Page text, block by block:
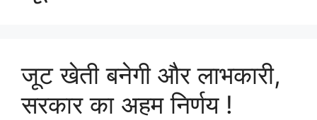
जूट खेती बनेगी और लाभकारी,
सरकार का अहम निर्णय !